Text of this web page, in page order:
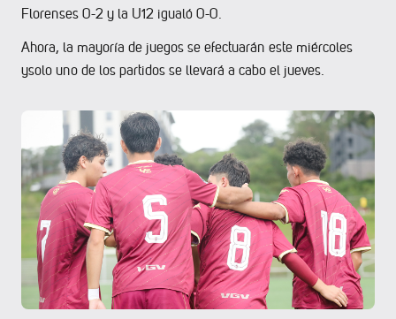
Florenses 0-2 y la U12 igualó 0-0.
Ahora, la mayoría de juegos se efectuarán este miércoles
ysolo uno de los partidos se llevará a cabo el jueves.